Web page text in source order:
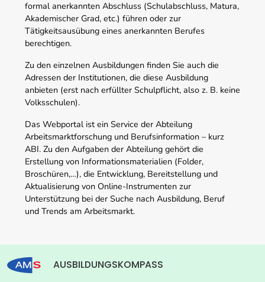
formal anerkannten Abschluss (Schulabschluss, Matura,
Akademischer Grad, etc.) führen oder zur
Tätigkeitsausübung eines anerkannten Berufes
berechtigen.
Zu den einzelnen Ausbildungen finden Sie auch die
Adressen der Institutionen, die diese Ausbildung
anbieten (erst nach erfüllter Schulpflicht, also z. B. keine
Volksschulen).
Das Webportal ist ein Service der Abteilung
Arbeitsmarktforschung und Berufsinformation – kurz
ABI. Zu den Aufgaben der Abteilung gehört die
Erstellung von Informationsmaterialien (Folder,
Broschüren,…), die Entwicklung, Bereitstellung und
Aktualisierung von Online-Instrumenten zur
Unterstützung bei der Suche nach Ausbildung, Beruf
und Trends am Arbeitsmarkt.
AUSBILDUNGSKOMPASS